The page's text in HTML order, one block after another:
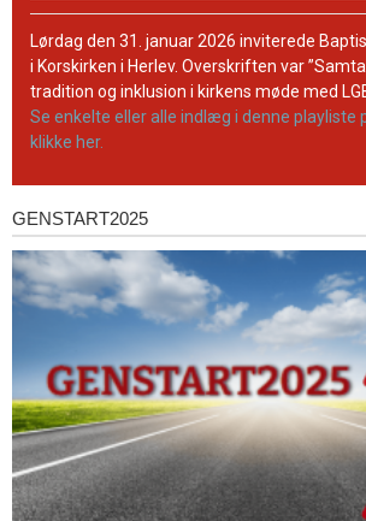
BaptistKirkens
YouTube-
kanal
Lørdag den 31. januar 2026 inviterede
i Korskirken i Herlev. Overskriften var
tradition og inklusion i kirkens møde med
Se enkelte eller alle indlæg i denne playliste
klikke her.
Genstart2025
GENSTART2025